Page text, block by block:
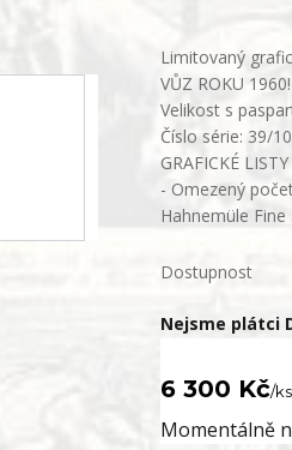
Limitovaný
VŮZ ROKU
Velikost s
Číslo série: 39/
GRAFICKÉ
- Omezený
Hahnemüle Fine
Dostupnost
Nejsme plátci
6 300 Kč/ks
Momentálně